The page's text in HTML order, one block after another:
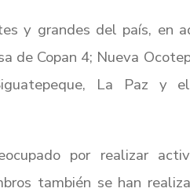
y grandes del país, en
de Copan 4; Nueva
La Paz y
por realizar
también se han